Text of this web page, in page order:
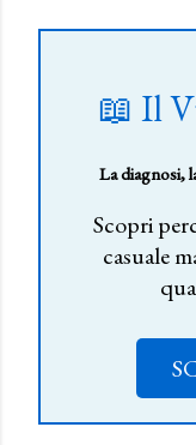
s
📖 Il
La diagnosi,
Scopri
casuale